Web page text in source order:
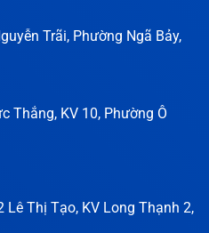
Trãi, Phường Ngã Bảy,
Thắng, KV 10, Phường Ô
Lê Thị Tạo, KV Long Thạnh 2,